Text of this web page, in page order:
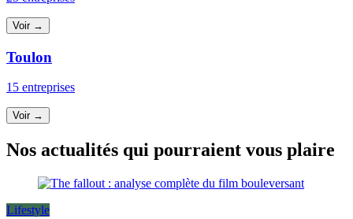
Voir →
Toulon
15 entreprises
Voir →
Nos actualités qui pourraient vous plaire
Lifestyle